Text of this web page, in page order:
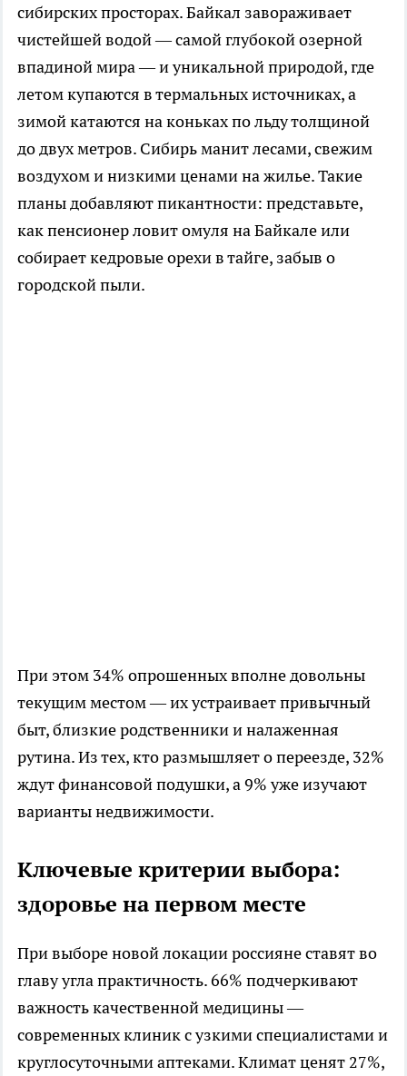
сибирских просторах. Байкал завораживает
чистейшей водой — самой глубокой озерной
впадиной мира — и уникальной природой, где
летом купаются в термальных источниках, а
зимой катаются на коньках по льду толщиной
до двух метров. Сибирь манит лесами, свежим
воздухом и низкими ценами на жилье. Такие
планы добавляют пикантности: представьте,
как пенсионер ловит омуля на Байкале или
собирает кедровые орехи в тайге, забыв о
городской пыли.
При этом 34% опрошенных вполне довольны
текущим местом — их устраивает привычный
быт, близкие родственники и налаженная
рутина. Из тех, кто размышляет о переезде, 32%
ждут финансовой подушки, а 9% уже изучают
варианты недвижимости.
Ключевые критерии выбора:
здоровье на первом месте
При выборе новой локации россияне ставят во
главу угла практичность. 66% подчеркивают
важность качественной медицины —
современных клиник с узкими специалистами и
круглосуточными аптеками. Климат ценят 27%,